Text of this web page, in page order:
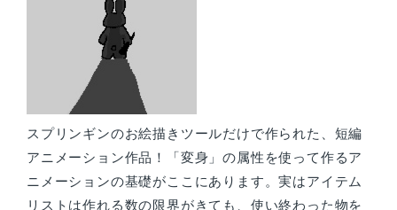
スプリンギンのお絵描きツールだけで作られた、短編
アニメーション作品！「変身」の属性を使って作るア
ニメーションの基礎がここにあります。実はアイテム
リストは作れる数の限界がきても、使い終わった物を